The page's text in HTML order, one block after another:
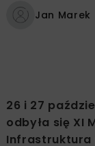
Jan Marek
26 i 27
odbyła się XI
Infrastruktura